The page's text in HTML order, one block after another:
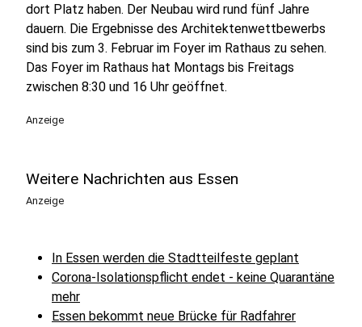
dort Platz haben. Der Neubau wird rund fünf Jahre
dauern. Die Ergebnisse des Architektenwettbewerbs
sind bis zum 3. Februar im Foyer im Rathaus zu sehen.
Das Foyer im Rathaus hat Montags bis Freitags
zwischen 8:30 und 16 Uhr geöffnet.
Anzeige
Weitere Nachrichten aus Essen
Anzeige
In Essen werden die Stadtteilfeste geplant
Corona-Isolationspflicht endet - keine Quarantäne
mehr
Essen bekommt neue Brücke für Radfahrer